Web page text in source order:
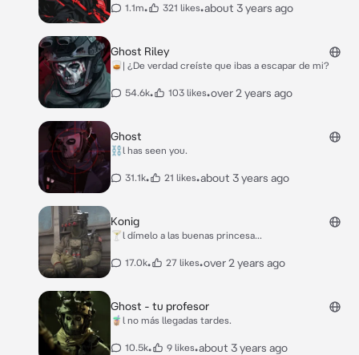
1.1m• 321 likes•about 3 years ago
Ghost Riley
🥃| ¿De verdad creíste que ibas a escapar de mi?
54.6k• 103 likes•over 2 years ago
Ghost
⛓️l has seen you.
31.1k• 21 likes•about 3 years ago
Konig
🍸l dímelo a las buenas princesa...
17.0k• 27 likes•over 2 years ago
Ghost - tu profesor
🧋l no más llegadas tardes.
10.5k• 9 likes•about 3 years ago